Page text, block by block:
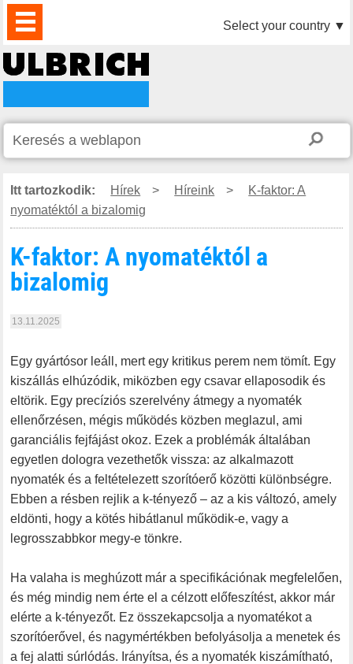
TERMÉKEK
HÍREK
LETÖLTÉS
VIDEÓK
PARTNEREINK
RÓLUNK
KAPCSOLAT Select your country ▼
Itt tartozkodik: Hírek > Híreink >
K-faktor: A
nyomatéktól a bizalomig
K-faktor: A nyomatéktól a
bizalomig
13.11.2025
Egy gyártósor leáll, mert egy kritikus perem nem tömít. Egy
kiszállás elhúzódik, miközben egy csavar ellaposodik és
eltörik. Egy precíziós szerelvény átmegy a nyomaték
ellenőrzésen, mégis működés közben meglazul, ami
garanciális fejfájást okoz. Ezek a problémák általában
egyetlen dologra vezethetők vissza: az alkalmazott
nyomaték és a feltételezett szorítóerő közötti különbségre.
Ebben a résben rejlik a k-tényező – az a kis változó, amely
eldönti, hogy a kötés hibátlanul működik-e, vagy a
legrosszabbkor megy-e tönkre.
Ha valaha is meghúzott már a specifikációnak megfelelően,
és még mindig nem érte el a célzott előfeszítést, akkor már
elérte a k-tényezőt. Ez összekapcsolja a nyomatékot a
szorítóerővel, és nagymértékben befolyásolja a menetek és
a fej alatti súrlódás. Irányítsa, és a nyomaték kiszámítható,